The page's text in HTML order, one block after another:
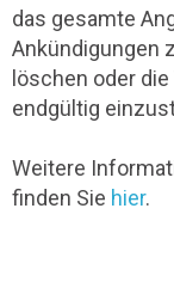
das gesamte
Ankündigungen
löschen oder
endgültig
Weitere
finden Sie hier.